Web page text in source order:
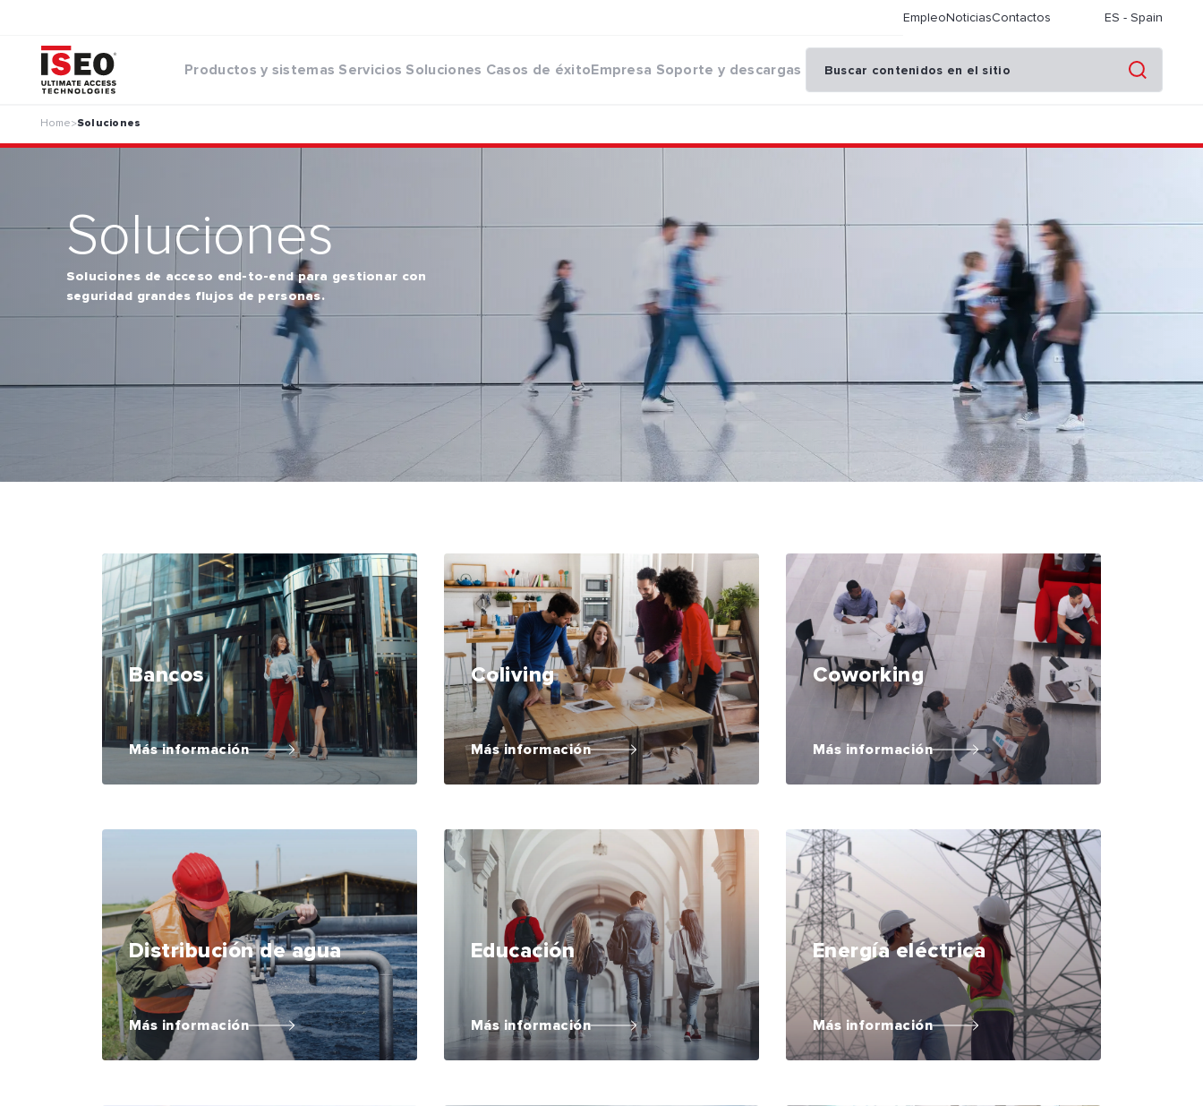
EmpleoNoticiasContactos ES - Spain
Productos y sistemas Servicios Soluciones Casos de éxitoEmpresa Soporte y descargas
Home>Soluciones
Soluciones
Soluciones de acceso end-to-end para gestionar con
seguridad grandes flujos de personas.
Bancos
Más información
Coliving
Más información
Coworking
Más información
Distribución de agua
Más información
Educación
Más información
Energía eléctrica
Más información